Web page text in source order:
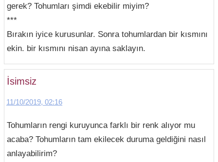
gerek? Tohumları şimdi ekebilir miyim?
***
Bırakın iyice kurusunlar. Sonra tohumlardan bir kısmını
ekin. bir kısmını nisan ayına saklayın.
İsimsiz
11/10/2019, 02:16
Tohumların rengi kuruyunca farklı bir renk alıyor mu
acaba? Tohumların tam ekilecek duruma geldiğini nasıl
anlayabilirim?